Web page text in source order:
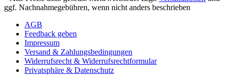
ggf. Nachnahmegebühren, wenn nicht anders beschrieben
AGB
Feedback geben
Impressum
Versand & Zahlungsbedingungen
Widerrufsrecht & Widerrufsrechtformular
Privatsphäre & Datenschutz